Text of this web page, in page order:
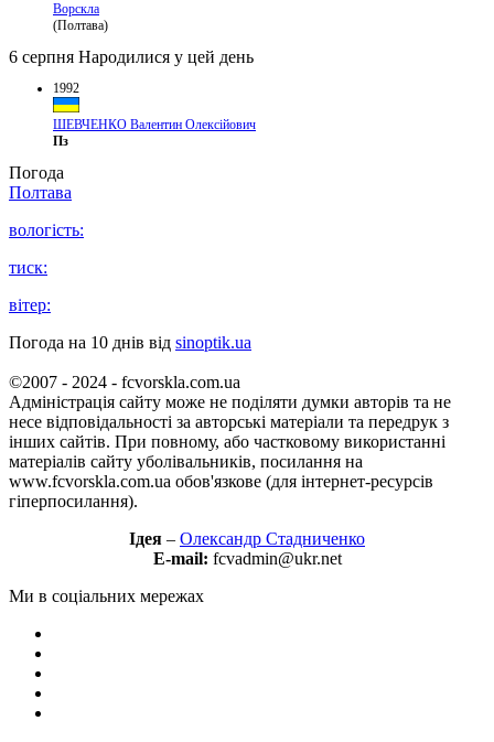
Ворскла
(Полтава)
6 серпня Народилися у цей день
1992
ШЕВЧЕНКО Валентин Олексійович
Пз
Погода
Полтава
вологість:
тиск:
вітер:
Погода на 10 днів від sinoptik.ua
©2007 - 2024 - fcvorskla.com.ua
Адміністрація сайту може не поділяти думки авторів та не
несе відповідальності за авторські матеріали та передрук з
інших сайтів. При повному, або частковому використанні
матеріалів сайту уболівальників, посилання на
www.fcvorskla.com.ua обов'язкове (для інтернет-ресурсів
гіперпосилання).
Ідея – Олександр Стадниченко
E-mail: fcvadmin@ukr.net
Ми в соціальних мережах